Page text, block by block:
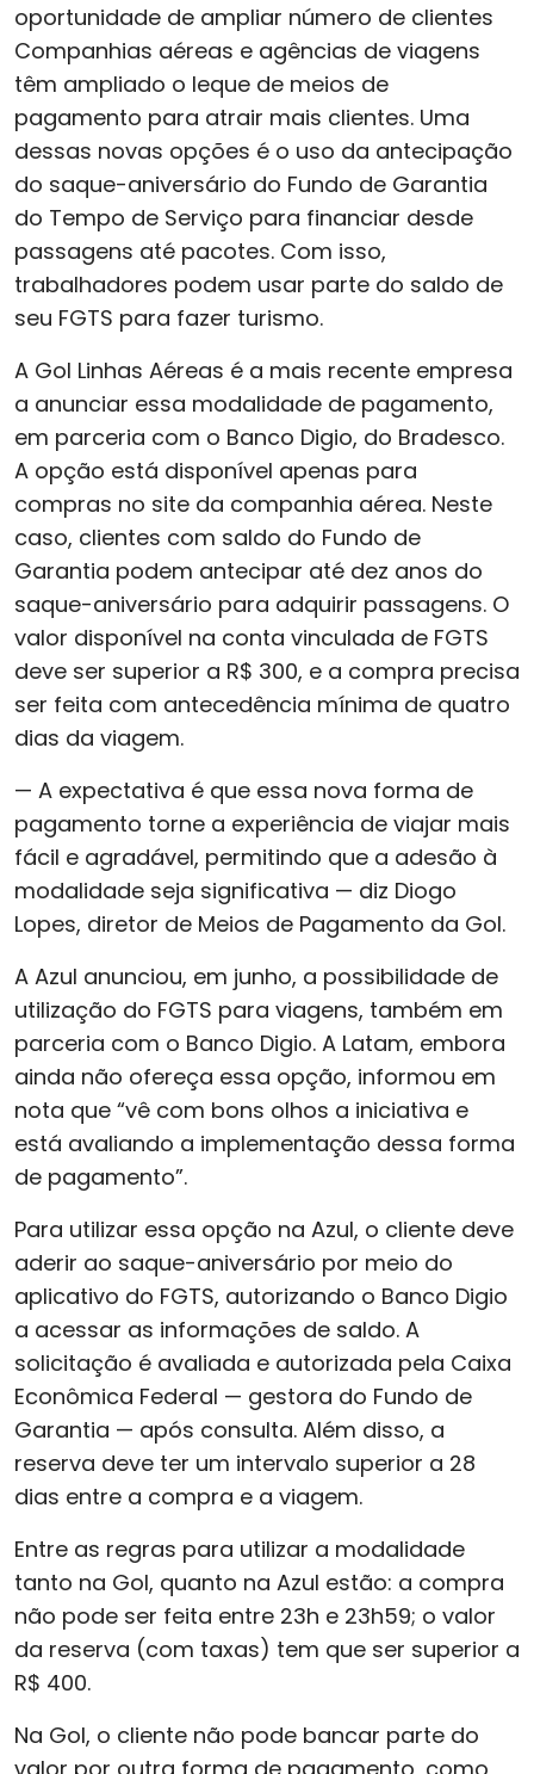
oportunidade de ampliar número de clientes
Companhias aéreas e agências de viagens
têm ampliado o leque de meios de
pagamento para atrair mais clientes. Uma
dessas novas opções é o uso da antecipação
do saque-aniversário do Fundo de Garantia
do Tempo de Serviço para financiar desde
passagens até pacotes. Com isso,
trabalhadores podem usar parte do saldo de
seu FGTS para fazer turismo.
A Gol Linhas Aéreas é a mais recente empresa
a anunciar essa modalidade de pagamento,
em parceria com o Banco Digio, do Bradesco.
A opção está disponível apenas para
compras no site da companhia aérea. Neste
caso, clientes com saldo do Fundo de
Garantia podem antecipar até dez anos do
saque-aniversário para adquirir passagens. O
valor disponível na conta vinculada de FGTS
deve ser superior a R$ 300, e a compra precisa
ser feita com antecedência mínima de quatro
dias da viagem.
— A expectativa é que essa nova forma de
pagamento torne a experiência de viajar mais
fácil e agradável, permitindo que a adesão à
modalidade seja significativa — diz Diogo
Lopes, diretor de Meios de Pagamento da Gol.
A Azul anunciou, em junho, a possibilidade de
utilização do FGTS para viagens, também em
parceria com o Banco Digio. A Latam, embora
ainda não ofereça essa opção, informou em
nota que “vê com bons olhos a iniciativa e
está avaliando a implementação dessa forma
de pagamento”.
Para utilizar essa opção na Azul, o cliente deve
aderir ao saque-aniversário por meio do
aplicativo do FGTS, autorizando o Banco Digio
a acessar as informações de saldo. A
solicitação é avaliada e autorizada pela Caixa
Econômica Federal — gestora do Fundo de
Garantia — após consulta. Além disso, a
reserva deve ter um intervalo superior a 28
dias entre a compra e a viagem.
Entre as regras para utilizar a modalidade
tanto na Gol, quanto na Azul estão: a compra
não pode ser feita entre 23h e 23h59; o valor
da reserva (com taxas) tem que ser superior a
R$ 400.
Na Gol, o cliente não pode bancar parte do